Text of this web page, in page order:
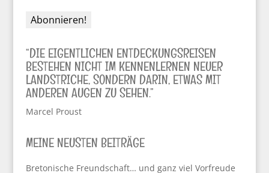
“DIE EIGENTLICHEN ENTDECKUNGSREISEN
BESTEHEN NICHT IM KENNENLERNEN NEUER
LANDSTRICHE, SONDERN DARIN, ETWAS MIT
ANDEREN AUGEN ZU SEHEN.”
Marcel Proust
MEINE NEUSTEN BEITRÄGE
Bretonische Freundschaft… und ganz viel Vorfreude